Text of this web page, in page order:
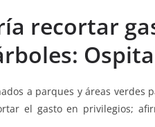
p
ar
tir
recortar
a parques y áreas verdes
el gasto en privilegios;